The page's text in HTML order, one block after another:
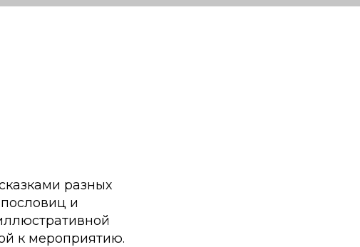
разных
и
к мероприятию.